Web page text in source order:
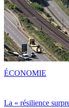
La « résilience
ÉCONOMIE